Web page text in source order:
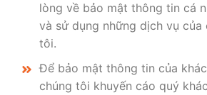
lòng về bảo mật thông tin cá
và sử dụng những dịch vụ của
tôi.
Để bảo mật thông tin của
chúng tôi khuyến cáo quý